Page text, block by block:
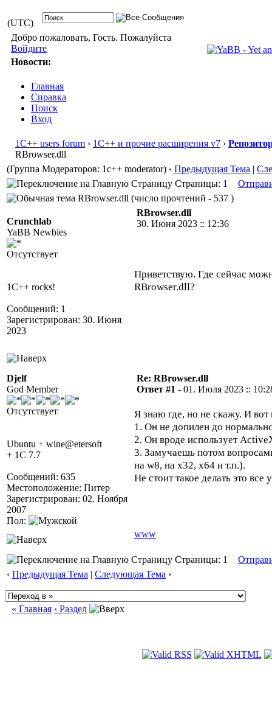
(UTC)
Добро пожаловать, Гость. Пожалуйста
Войдите
Новости:
Главная
Справка
Поиск
Вход
1С++ users forum › 1С++ и прочие расширения v7 ›
RBrowser.dll
(Группа Модераторов: 1c++ moderator) ‹ Предыдущая Тема |
Страницы: 1
RBrowser.dll (число прочтений - 537 )
Crunchlab
YaBB Newbies
Отсутствует
1C++ rocks!
Сообщений: 1
Зарегистрирован: 30. Июня
2023
RBrowser.dll
30. Июня 2023 :: 12:36
Приветствую. Где сейчас
RBrowser.dll?
Djelf
God Member
Отсутствует
Ubuntu + wine@etersoft
+ 1C 7.7
Сообщений: 635
Местоположение: Питер
Зарегистрирован: 02. Ноября
2007
Пол:
Re: RBrowser.dll
Ответ #1 - 01. Июля 2023 ::
Я знаю где, но не скажу. И
1. Он не допилен до
2. Он вроде использует
3. Замучаешь потом
на w8, на х32, х64 и т.п.).
Не стоит такое делать это все
www
Страницы: 1
‹ Предыдущая Тема | Следующая Тема ›
« Главная ‹ Раздел